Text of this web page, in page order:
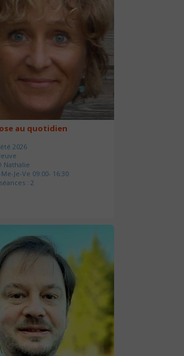
au quotidien
2026
Nathalie
Je-Ve 09:00- 16:30
: 2